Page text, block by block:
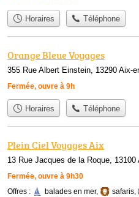
Horaires Téléphone
Orange Bleue Voyages
355 Rue Albert Einstein, 13290 Aix-
Fermée, ouvre à 9h
Horaires Téléphone
Plein Ciel Voyages Aix
13 Rue Jacques de la Roque, 13100
Fermée, ouvre à 9h30
Offres : balades en mer, safaris